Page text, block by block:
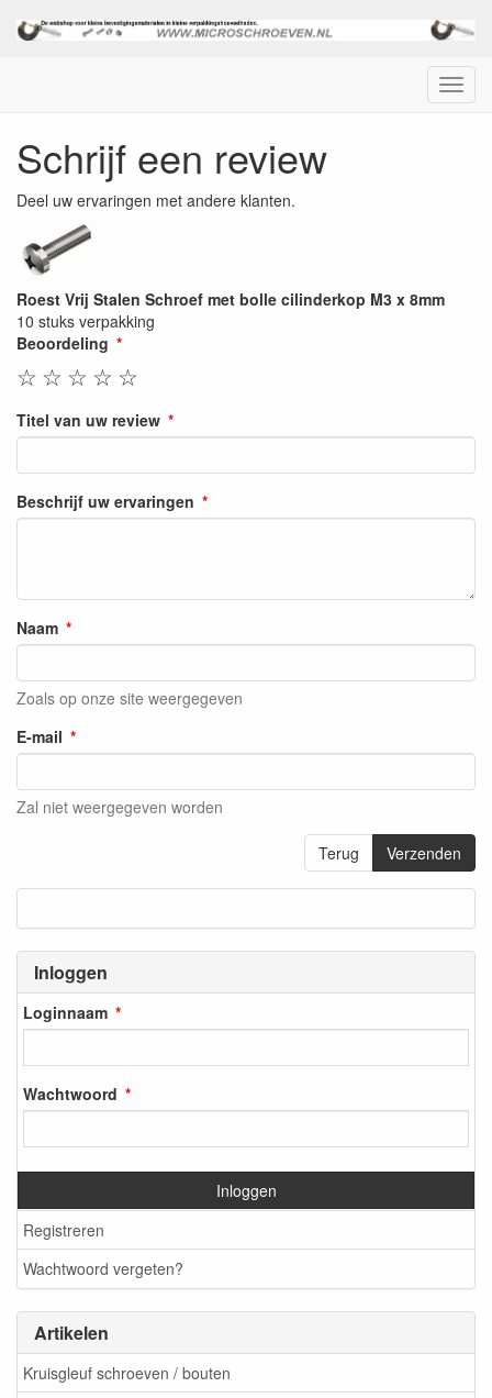
Menu
Inloggen
Loginnaam
Wachtwoord
Inloggen
Registreren
Wachtwoord vergeten?
Artikelen
Kruisgleuf schroeven / bouten
Schrijf een review
Deel uw ervaringen met andere klanten.
Roest Vrij Stalen Schroef met bolle cilinderkop M3 x 8mm
10 stuks verpakking
Beoordeling
☆
☆
☆
☆
☆
Titel van uw review
Beschrijf uw ervaringen
Naam
Zoals op onze site weergegeven
E-mail
Zal niet weergegeven worden
Terug Verzenden